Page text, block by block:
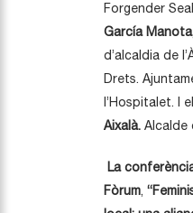
Forgender
García
d’alcaldia de
Drets.
l’Hospitalet. I el
Aixalà. Alcalde
La
Fòrum, “